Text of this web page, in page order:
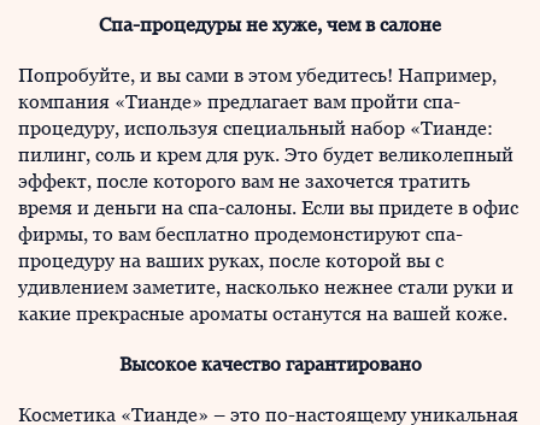
Спа-процедуры не хуже, чем в салоне
Попробуйте, и вы сами в этом убедитесь! Например,
компания «Тианде» предлагает вам пройти спа-
процедуру, используя специальный набор «Тианде:
пилинг, соль и крем для рук. Это будет великолепный
эффект, после которого вам не захочется тратить
время и деньги на спа-салоны. Если вы придете в офис
фирмы, то вам бесплатно продемонстируют спа-
процедуру на ваших руках, после которой вы с
удивлением заметите, насколько нежнее стали руки и
какие прекрасные ароматы останутся на вашей коже.
Высокое качество гарантировано
Косметика «Тианде» – это по-настоящему уникальная